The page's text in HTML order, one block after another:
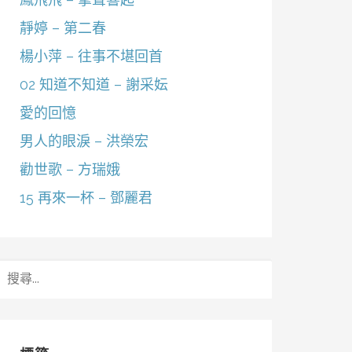
靜婷 – 第二春
楊小萍 – 往事不堪回首
02 知道不知道 – 謝采妘
愛的回憶
男人的眼淚 – 洪榮宏
勸世歌 – 方瑞娥
15 再來一杯 – 鄧麗君